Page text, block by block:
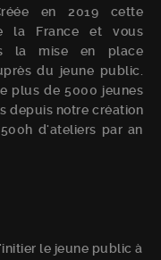
en 2019 cette
la France et vous
la mise en place
du jeune public.
plus de 5000 jeunes
depuis notre création
d'ateliers par an
le jeune public à